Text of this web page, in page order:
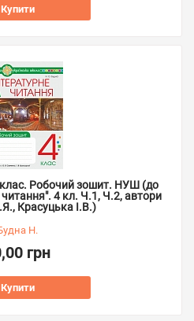
Купити
клас. Робочий зошит. НУШ (до
читання". 4 кл. Ч.1, Ч.2, автори
Красуцька І.В.)
Н.
грн
Купити